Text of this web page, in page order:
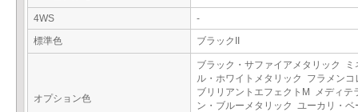
4WS
-
標準色
ブラックII
オプション色
ブラック・サファイアメタリック ミ
ル・ホワイトメタリック フラメンコ
ブリリアントエフェクトM メディテ
ン・ブルーメタリック ユーカリ・ベ